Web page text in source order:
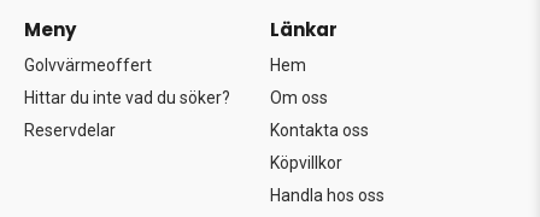
Meny
Golvvärmeoffert
Hittar du inte vad du söker?
Reservdelar
Länkar
Hem
Om oss
Kontakta oss
Köpvillkor
Handla hos oss